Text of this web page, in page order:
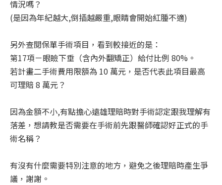
情況嗎？
(是因為年紀越大,倒插越嚴重,眼睛會開始紅腫不適)
另外查閱保單手術項目，看到較接近的是：
第17項－眼瞼下垂（含內外翻矯正）給付比例 80%。
若計畫二手術費用限額為 10 萬元，是否代表此項目最高
可理賠 8 萬元？
因為金額不小,有點擔心遠雄理賠時對手術認定跟我理解有
落差，想請教是否需要在手術前先跟醫師確認好正式的手
術名稱？
有沒有什麼需要特別注意的地方，避免之後理賠時產生爭
議，謝謝。